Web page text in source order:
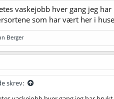
vaskejobb hver gang jeg
som har vært her i
Berger
skrev: